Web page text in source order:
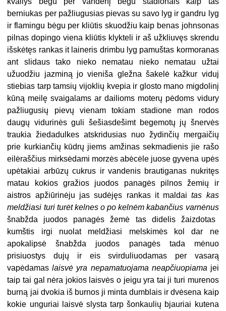
berniukas per pažliugusias pievas su savo lyg ir gandru lyg
ir flamingu bėgu per kliūtis skuodžiu kaip benas johnsonas
pilnas dopingo viena kliūtis klykteli ir aš užkliuvęs skrendu
išskėtęs rankas it laineris drimbu lyg pamuštas kormoranas
ant slidaus tako nieko nematau nieko nematau užtai
užuodžiu jazminą jo vieniša gležna šakelė kažkur viduj
stiebias tarp tamsių vijoklių kvepia ir glosto mano migdolinį
kūną meilę svaigalams ar dailioms moterų pėdoms vidury
pažliugusių pievų vienam tokiam stadione man rodos
daugų vidurinės guli šešiasdešimt begemotų jų šnervės
traukia žiedadulkes atskridusias nuo žydinčių mergaičių
prie kurkiančių kūdrų jiems amžinas sekmadienis jie rašo
eilėraščius mirksėdami morzės abėcėle juose gyvena upės
upėtakiai arbūzų cukrus ir vandenis brautiganas nukritęs
matau kokios gražios juodos panagės pilnos žemių ir
aistros apžiūrinėju jas sudėjęs rankas it maldaitas kas
meldžiasi turi turėt kelnes o po kelnėm kabančius varnėnus
šnabžda juodos panagės žemė tas didelis žaizdotas
kumštis irgi nuolat meldžiasi melskimės kol dar ne
apokalipsė šnabžda juodos panagės tada mėnuo
prisiuostys dujų ir eis svirduliuodamas per vasarą
vapėdamaslaisvė yra nepamatuojama neapčiuopiama jei
taip tai gal nėra jokios laisvės o jeigu yra tai ji turi murenos
burną jai dvokia iš burnos ji minta dumblais ir dvėsena kaip
kokie unguriai laisvė slysta tarp šonkaulių bjauriai kutena